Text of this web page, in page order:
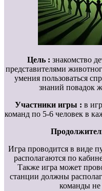
Цель : знакомство
представителями
умения пользоваться
знаний повадок
Участники игры : в
команд по 5-6 человек в
Игра проводится в виде
располагаются по
Также игра может
станции должны
команды не